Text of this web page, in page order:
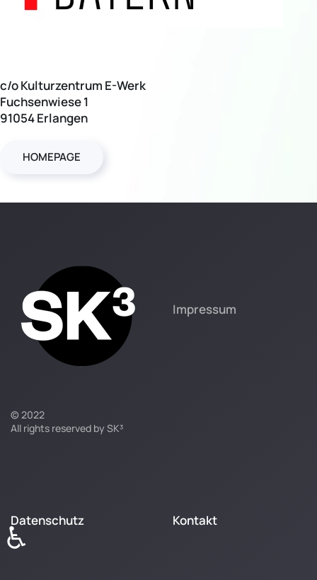
c/o Kulturzentrum E-Werk
Fuchsenwiese 1
91054 Erlangen
HOMEPAGE
© 2022
All rights reserved by SK³
Impressum
Datenschutz Kontakt